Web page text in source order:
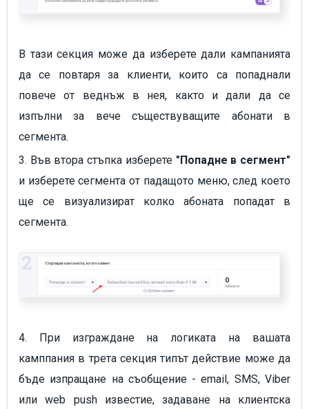
В тази секция може да изберете дали кампанията
да се повтаря за клиенти, които са попаднали
повече от веднъж в нея, както и дали да се
изпълни за вече съществуващите абонати в
сегмента.
3. Във втора стъпка изберете "Попадне в сегмент"
и изберете сегмента от падащото меню, след което
ще се визуализират колко абоната попадат в
сегмента.
4. При изграждане на логиката на вашата
камппания в трета секция типът действие може да
бъде изпращане на съобщение - email, SMS, Viber
или web push известие, задаване на клиентска